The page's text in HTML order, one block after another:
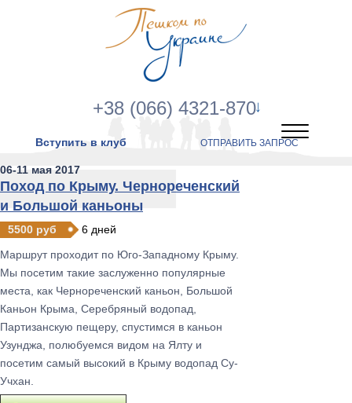
+38 (066) 4321-870
Вступить в клуб ОТПРАВИТЬ ЗАПРОС
06-11 мая 2017
Поход по Крыму. Чернореченский
и Большой каньоны
5500 руб
6 дней
Маршрут проходит по Юго-Западному Крыму.
Мы посетим такие заслуженно популярные
места, как Чернореченский каньон, Большой
Каньон Крыма, Серебряный водопад,
Партизанскую пещеру, спустимся в каньон
Узунджа, полюбуемся видом на Ялту и
посетим самый высокий в Крыму водопад Су-
Учхан.